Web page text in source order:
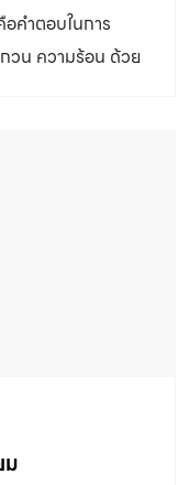
คำตอบในการ
วน ความร้อน ด้วย
ม